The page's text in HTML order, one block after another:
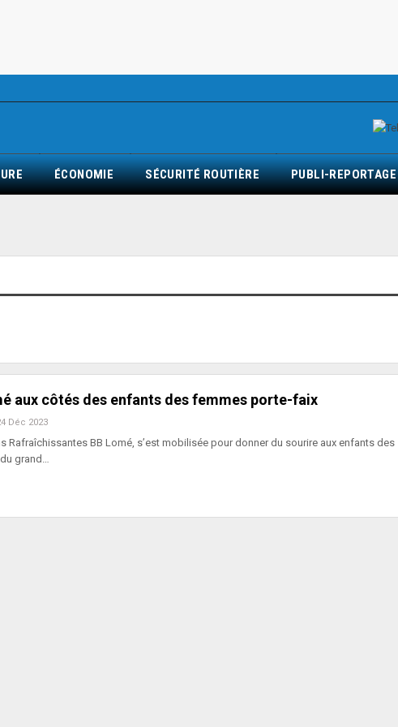
ÉCONOMIE SÉCURITÉ ROUTIÈRE PUBLI-REPORTAGE
aux côtés des enfants des femmes porte-faix
Déc 2023
Rafraîchissantes BB Lomé, s’est mobilisée pour donner du sourire aux enfants des
grand…